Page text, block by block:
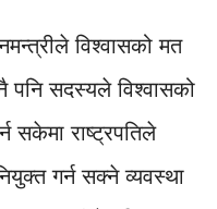
विश्वासको मत
पनि सदस्यले विश्वासको
सकेमा राष्ट्रपतिले
गर्न सक्ने व्यवस्था